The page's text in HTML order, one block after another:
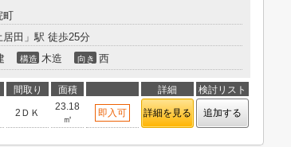
町
田」駅 徒歩25分
構造 木造 向き 西
間取り 面積 詳細 検討リスト
2ＤＫ
23.18
㎡
即入可 詳細を見る 追加する